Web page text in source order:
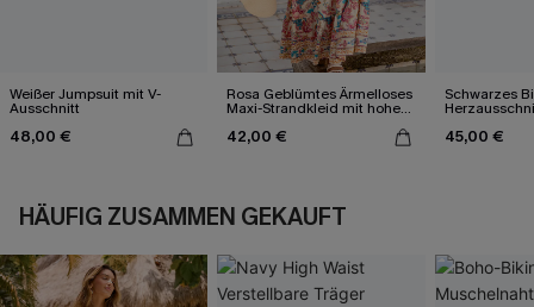
Weißer Jumpsuit mit V-
Ausschnitt
48,00 €
Rosa Geblümtes Ärmelloses
Maxi-Strandkleid mit hohem
42,00 €
Schwarzes
45,00 €
HÄUFIG ZUSAMMEN GEKAUFT